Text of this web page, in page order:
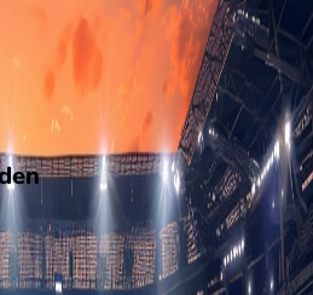
Lazio de strijd aan met Atalanta.
17:30 en wordt gespeeld in de